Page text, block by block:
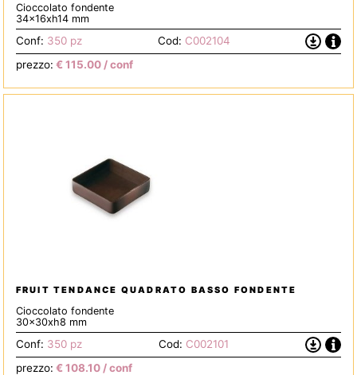
Cioccolato fondente
34x16xh14 mm
Conf: 350 pz Cod: C002104
Scarica
la
prezzo: €115.00/ conf
FRUIT TENDANCE QUADRATO BASSO FONDENTE
Cioccolato fondente
30x30xh8 mm
Conf: 350 pz Cod: C002101
Scarica
la
prezzo: €108.10/ conf